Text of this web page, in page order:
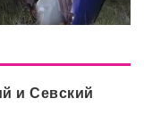
и Севский